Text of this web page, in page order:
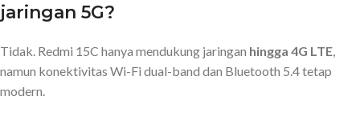
jaringan 5G?
Tidak. Redmi 15C hanya mendukung jaringan hingga 4G LTE
namun konektivitas Wi-Fi dual-band dan Bluetooth 5.4 tetap
modern.